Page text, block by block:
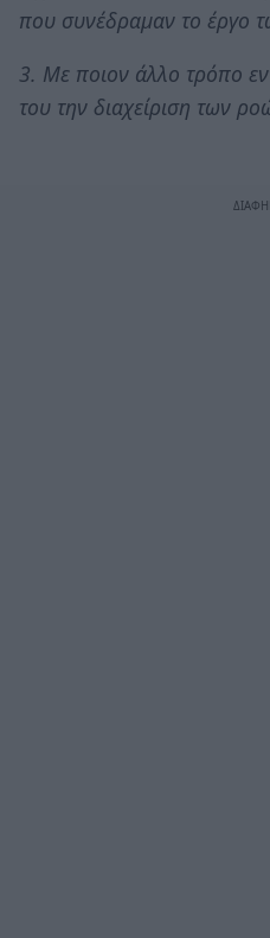
που συνέδραμαν το έργο
3. Με ποιον άλλο τρόπο
του την διαχείριση των